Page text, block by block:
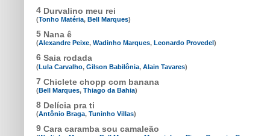
4 Durvalino meu rei
(Tonho Matéria, Bell Marques)
5 Nana ê
(Alexandre Peixe, Wadinho Marques, Leonardo Provedel )
6 Saia rodada
(Lula Carvalho, Gilson Babilônia, Alain Tavares)
7 Chiclete chopp com banana
(Bell Marques, Thiago da Bahia)
8 Delícia pra ti
(Antônio Braga, Tuninho Villas)
9 Cara caramba sou camaleão